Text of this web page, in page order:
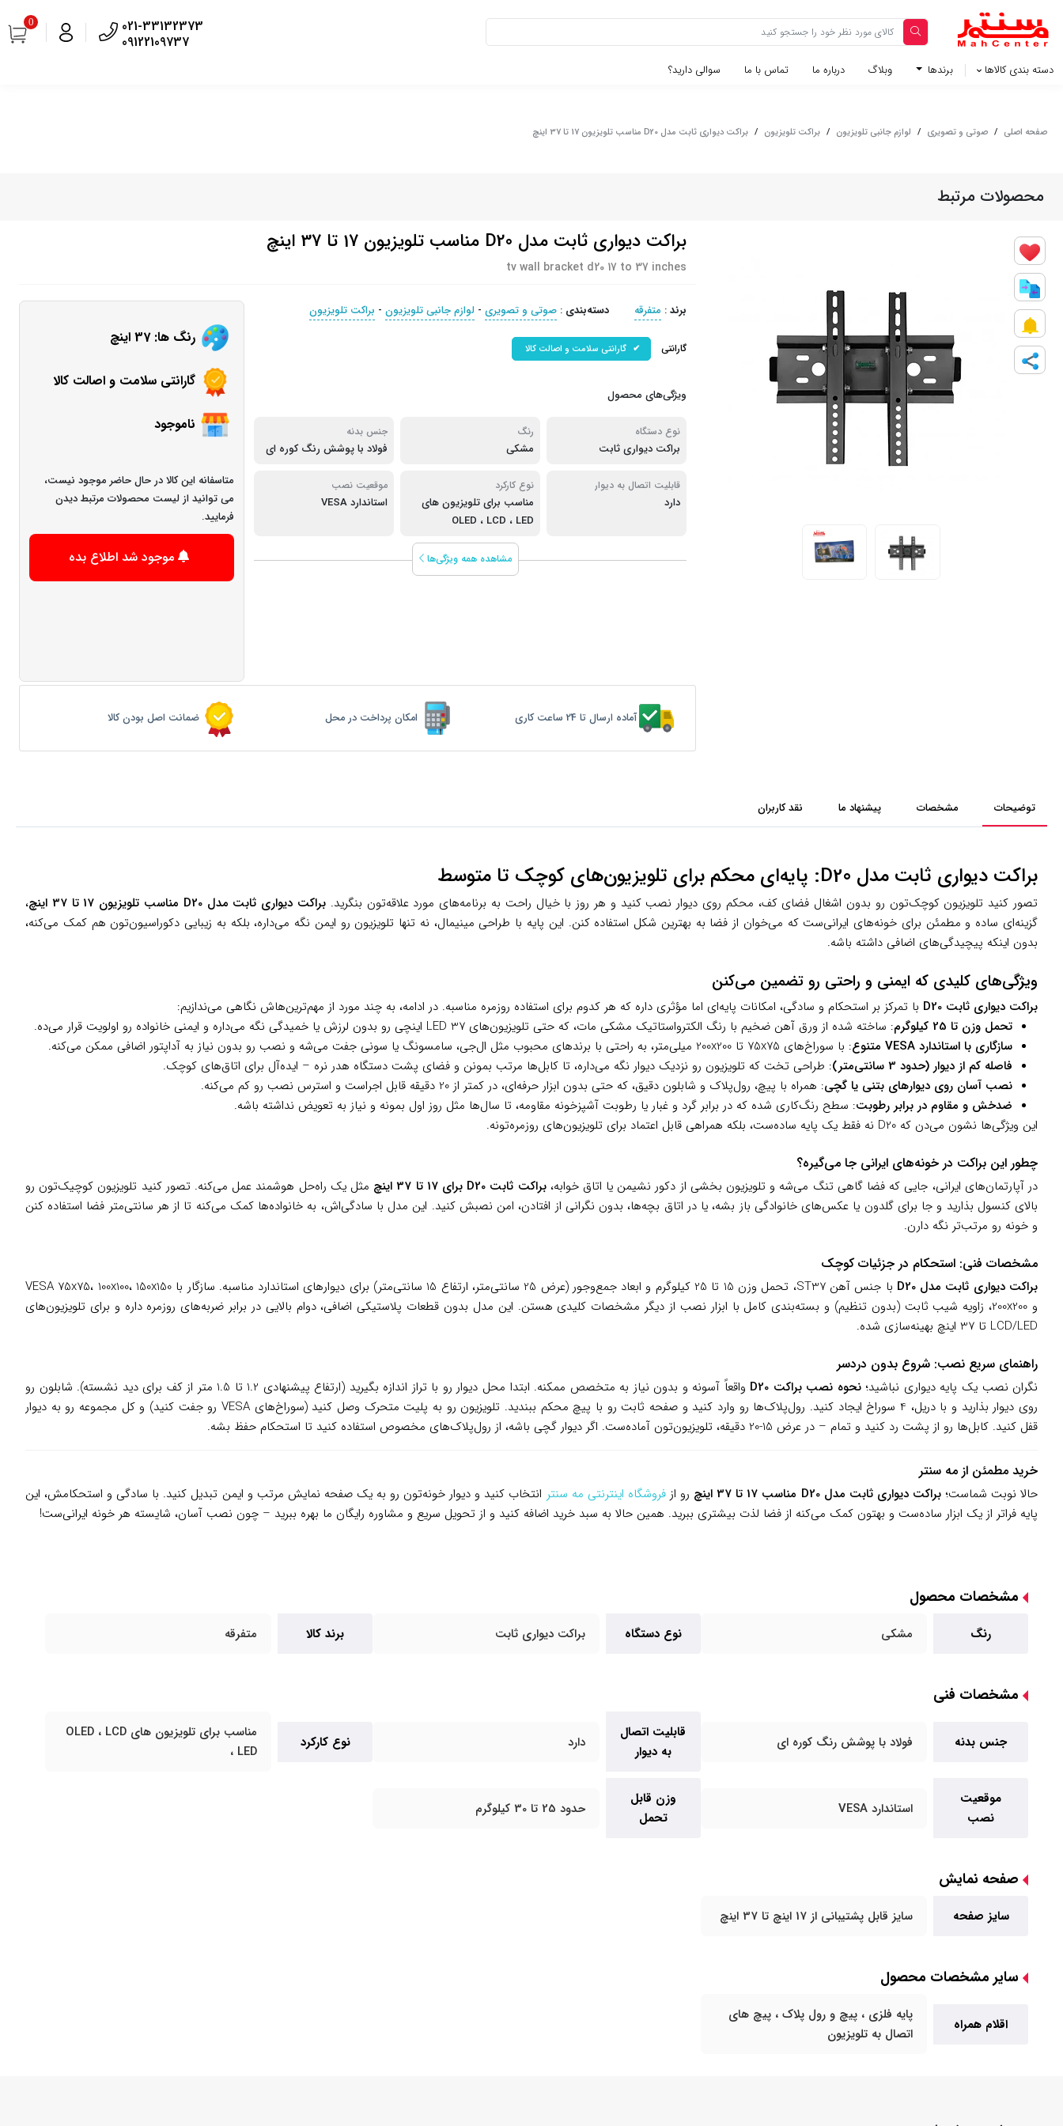
021-33132373
09122109737
0
دسته بندی کالاها برندها وبلاگ‌ درباره ما تماس با ما سوالی دارید؟
صفحه اصلی / صوتی و تصويری / لوازم جانبی تلویزیون / براکت تلویزیون / براکت دیواری ثابت مدل D20 مناسب تلویزیون 17 تا 37 اینچ
محصولات مرتبط
براکت دیواری ثابت مدل D20 مناسب تلویزیون 17 تا 37 اینچ
tv wall bracket d20 17 to 37 inches
برند: متفرقه دسته‌بندی : صوتی و تصويری - لوازم جانبی تلویزیون - براکت تلویزیون
گارانتی گارانتی سلامت و اصالت کالا
ویژگی‌های محصول
نوع دستگاه
براکت دیواری ثابت
رنگ
مشکی
جنس بدنه
فولاد با پوشش رنگ کوره ای
قابلیت اتصال به دیوار
دارد
نوع کارکرد
مناسب برای تلویزیون های
OLED ، LCD ، LED
موقعیت نصب
استاندارد VESA
مشاهده همه ویژگی‌ها
رنگ ها: 37 اینچ
گارانتی سلامت و اصالت کالا
ناموجود
متاسفانه این کالا در حال حاضر موجود نیست،
می توانید از لیست محصولات مرتبط دیدن
فرمایید.
موجود شد اطلاع بده
آماده ارسال تا 24 ساعت کاری امکان پرداخت در محل ضمانت اصل بودن کالا
توضیحات مشخصات پیشنهاد ما نقد کاربران
براکت دیواری ثابت مدل D20: پایه‌ای محکم برای تلویزیون‌های کوچک تا متوسط
تصور کنید تلویزیون کوچک‌تون رو بدون اشغال فضای کف، محکم روی دیوار نصب کنید و هر روز با خیال راحت به برنامه‌های مورد علاقه‌تون بنگرید. براکت دیواری ثابت مدل D20 مناسب تلویزیون 17 تا 37 اینچ
،
گزینه‌ای ساده و مطمئن برای خونه‌های ایرانی‌ست که می‌خوان از فضا به بهترین شکل استفاده کنن. این پایه با طراحی مینیمال، نه تنها تلویزیون رو ایمن نگه می‌داره، بلکه به زیبایی دکوراسیون‌تون هم کمک می‌کنه،
بدون اینکه پیچیدگی‌های اضافی داشته باشه.
ویژگی‌های کلیدی که ایمنی و راحتی رو تضمین می‌کنن
براکت دیواری ثابت D20
با تمرکز بر استحکام و سادگی، امکانات پایه‌ای اما مؤثری داره که هر کدوم برای استفاده روزمره مناسبه. در ادامه، به چند مورد از مهم‌ترین‌هاش نگاهی می‌ندازیم:
تحمل وزن تا 25 کیلوگرم
: ساخته شده از ورق آهن ضخیم با رنگ الکترواستاتیک مشکی مات، که حتی تلویزیون‌های LED 37 اینچی رو بدون لرزش یا خمیدگی نگه می‌داره و ایمنی خانواده رو اولویت قرار می‌ده.
سازگاری با استاندارد VESA متنوع
: با سوراخ‌های 75x75 تا 200x200 میلی‌متر، به راحتی با برندهای محبوب مثل ال‌جی، سامسونگ یا سونی جفت می‌شه و نصب رو بدون نیاز به آداپتور اضافی ممکن می‌کنه.
فاصله کم از دیوار (حدود 3 سانتی‌متر)
: طراحی تخت که تلویزیون رو نزدیک دیوار نگه می‌داره، تا کابل‌ها مرتب بمونن و فضای پشت دستگاه هدر نره – ایده‌آل برای اتاق‌های کوچک.
نصب آسان روی دیوارهای بتنی یا گچی: همراه با پیچ، رول‌پلاک و شابلون دقیق، که حتی بدون ابزار حرفه‌ای، در کمتر از 20 دقیقه قابل اجراست و استرس نصب رو کم می‌کنه.
ضدخش و مقاوم در برابر رطوبت: سطح رنگ‌کاری شده که در برابر گرد و غبار یا رطوبت آشپزخونه مقاومه، تا سال‌ها مثل روز اول بمونه و نیاز به تعویض نداشته باشه.
این ویژگی‌ها نشون می‌دن که D20 نه فقط یک پایه ساده‌ست، بلکه همراهی قابل اعتماد برای تلویزیون‌های روزمره‌تونه.
چطور این براکت در خونه‌های ایرانی جا می‌گیره؟
در آپارتمان‌های ایرانی، جایی که فضا گاهی تنگ می‌شه و تلویزیون بخشی از دکور نشیمن یا اتاق خوابه،براکت ثابت D20 برای 17 تا 37 اینچ
مثل یک راه‌حل هوشمند عمل می‌کنه. تصور کنید تلویزیون کوچیک‌تون رو
بالای کنسول بذارید و جا برای گلدون یا عکس‌های خانوادگی باز بشه، یا در اتاق بچه‌ها، بدون نگرانی از افتادن، امن نصبش کنید. این مدل با سادگی‌اش، به خانواده‌ها کمک می‌کنه تا از هر سانتی‌متر فضا استفاده کنن
و خونه رو مرتب‌تر نگه دارن.
مشخصات فنی: استحکام در جزئیات کوچک
براکت دیواری ثابت مدل D20
با جنس آهن ST37، تحمل وزن 15 تا 25 کیلوگرم و ابعاد جمع‌وجور (عرض 25 سانتی‌متر، ارتفاع 15 سانتی‌متر) برای دیوارهای استاندارد مناسبه. سازگار با VESA 75x75، 100x100، 150x150
و 200x200، زاویه شیب ثابت (بدون تنظیم) و بسته‌بندی کامل با ابزار نصب از دیگر مشخصات کلیدی هستن. این مدل بدون قطعات پلاستیکی اضافی، دوام بالایی در برابر ضربه‌های روزمره داره و برای تلویزیون‌های
LCD/LED تا 37 اینچ بهینه‌سازی شده.
راهنمای سریع نصب: شروع بدون دردسر
نگران نصب یک پایه دیواری نباشید؛نحوه نصب براکت D20
واقعاً آسونه و بدون نیاز به متخصص ممکنه. ابتدا محل دیوار رو با تراز اندازه بگیرید (ارتفاع پیشنهادی 1.2 تا 1.5 متر از کف برای دید نشسته). شابلون رو
روی دیوار بذارید و با دریل، 4 سوراخ ایجاد کنید. رول‌پلاک‌ها رو وارد کنید و صفحه ثابت رو با پیچ محکم ببندید. تلویزیون رو به پلیت متحرک وصل کنید (سوراخ‌های VESA رو جفت کنید) و کل مجموعه رو به دیوار
قفل کنید. کابل‌ها رو از پشت رد کنید و تمام – در عرض 15-20 دقیقه، تلویزیون‌تون آماده‌ست. اگر دیوار گچی باشه، از رول‌پلاک‌های مخصوص استفاده کنید تا استحکام حفظ بشه.
خرید مطمئن از مه سنتر
حالا نوبت شماست؛براکت دیواری ثابت مدل D20 مناسب 17 تا 37 اینچ رو ازفروشگاه اینترنتی مه سنتر انتخاب کنید و دیوار خونه‌تون رو به یک صفحه نمایش مرتب و ایمن تبدیل کنید. با سادگی و استحکامش، این
پایه فراتر از یک ابزار ساده‌ست و بهتون کمک می‌کنه از فضا لذت بیشتری ببرید. همین حالا به سبد خرید اضافه کنید و از تحویل سریع و مشاوره رایگان ما بهره ببرید – چون نصب آسان، شایسته هر خونه ایرانی‌ست!
مشخصات محصول
رنگ مشکی نوع دستگاه براکت دیواری ثابت برند کالا متفرقه
مشخصات فنی
جنس بدنه فولاد با پوشش رنگ کوره ای
قابلیت اتصال
به دیوار
دارد نوع کارکرد
مناسب برای تلویزیون های OLED ، LCD
، LED
موقعیت
نصب
استاندارد VESA
وزن قابل
تحمل
حدود 25 تا 30 کیلوگرم
صفحه نمایش
سایز صفحه سایز قابل پشتیبانی از 17 اینچ تا 37 اینچ
سایر مشخصات محصول
اقلام همراه
پایه فلزی ، پیچ و رول پلاک ، پیچ های
اتصال به تلویزیون